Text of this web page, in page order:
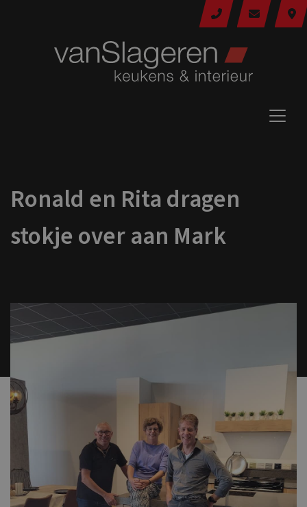
Ronald en Rita dragen
stokje over aan Mark